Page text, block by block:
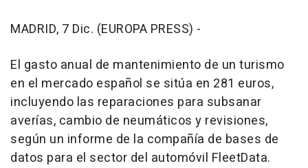
MADRID, 7 Dic. (EUROPA PRESS) -
El gasto anual de mantenimiento de un turismo
en el mercado español se sitúa en 281 euros,
incluyendo las reparaciones para subsanar
averías, cambio de neumáticos y revisiones,
según un informe de la compañía de bases de
datos para el sector del automóvil FleetData.